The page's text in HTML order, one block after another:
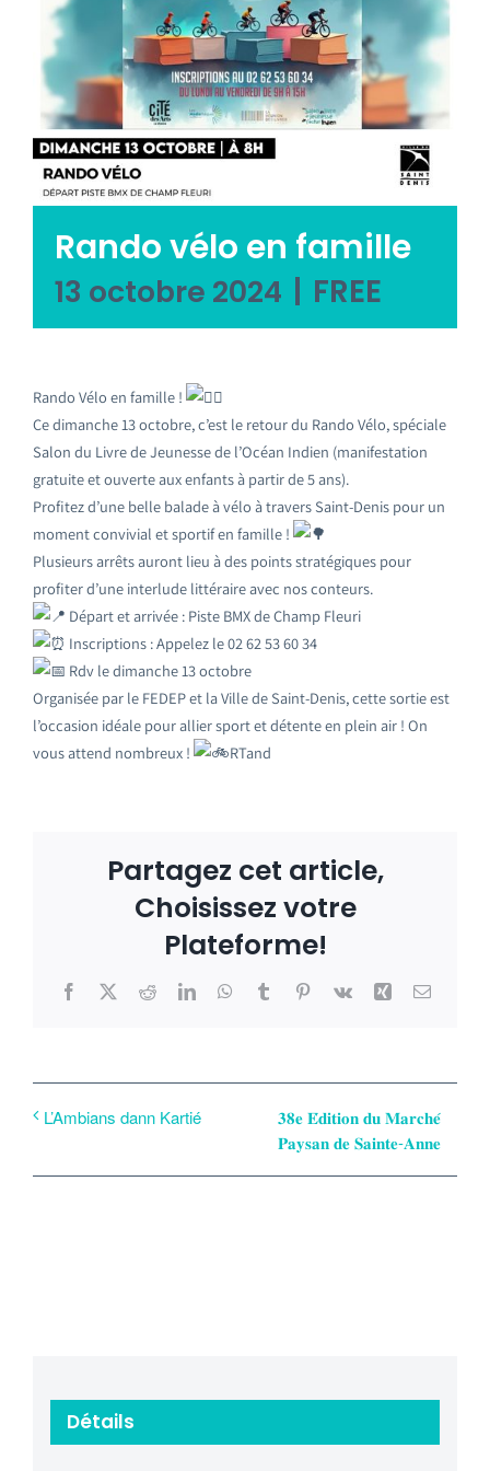
Emploi tourisme
Contact
Rando vélo en famille
13 octobre 2024 | FREE
Rando Vélo en famille !
Ce dimanche 13 octobre, c’est le retour du Rando Vélo, spéciale
Salon du Livre de Jeunesse de l’Océan Indien (manifestation
gratuite et ouverte aux enfants à partir de 5 ans).
Profitez d’une belle balade à vélo à travers Saint-Denis pour un
moment convivial et sportif en famille !
Plusieurs arrêts auront lieu à des points stratégiques pour
profiter d’une interlude littéraire avec nos conteurs.
Départ et arrivée : Piste BMX de Champ Fleuri
Inscriptions : Appelez le 02 62 53 60 34
Rdv le dimanche 13 octobre
Organisée par le FEDEP et la Ville de Saint-Denis, cette sortie est
l’occasion idéale pour allier sport et détente en plein air ! On
vous attend nombreux !
RTand
Partagez cet article,
Choisissez votre
Plateforme!
Facebook
X RedditLinkedInWhatsApp
TumblrPinterest
Vk Xing Email
L’Ambians dann Kartié
𝟑𝟖𝐞 𝐄́𝐝𝐢𝐭𝐢𝐨𝐧 𝐝𝐮 𝐌𝐚𝐫𝐜𝐡𝐞́
𝐏𝐚𝐲𝐬𝐚𝐧 𝐝𝐞 𝐒𝐚𝐢𝐧𝐭𝐞-𝐀𝐧𝐧𝐞
Détails